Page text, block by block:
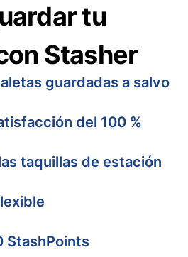
tu
Stasher
guardadas a salvo
del 100 %
taquillas de estación
StashPoints